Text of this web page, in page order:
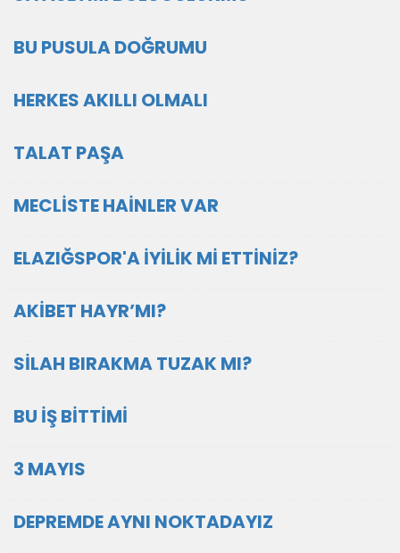
BU PUSULA DOĞRUMU
HERKES AKILLI OLMALI
TALAT PAŞA
MECLİSTE HAİNLER VAR
ELAZIĞSPOR'A İYİLİK Mİ ETTİNİZ?
AKİBET HAYR’MI?
SİLAH BIRAKMA TUZAK MI?
BU İŞ BİTTİMİ
3 MAYIS
DEPREMDE AYNI NOKTADAYIZ